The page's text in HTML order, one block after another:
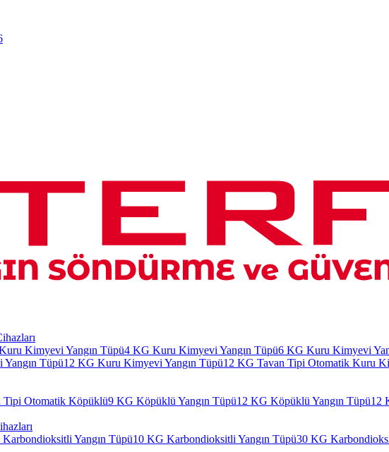
Kimyevi Yangın Tüpü4 KG Kuru Kimyevi Yangın Tüpü6 KG Kuru Kimyevi
Tüpü12 KG Kuru Kimyevi Yangın Tüpü12 KG Tavan Tipi Otomatik Kuru
Tipi Otomatik Köpüklü9 KG Köpüklü Yangın Tüpü12 KG Köpüklü Yangın Tüpü12
Yangın Tüpü10 KG Karbondioksitli Yangın Tüpü30 KG